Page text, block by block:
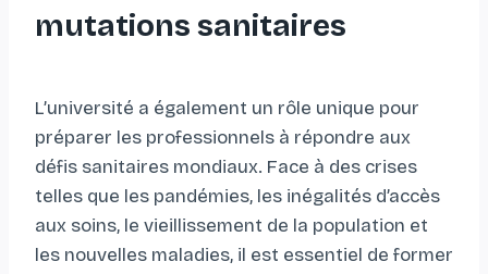
mutations sanitaires
L’université a également un rôle unique pour
préparer les professionnels à répondre aux
défis sanitaires mondiaux. Face à des crises
telles que les pandémies, les inégalités d’accès
aux soins, le vieillissement de la population et
les nouvelles maladies, il est essentiel de former